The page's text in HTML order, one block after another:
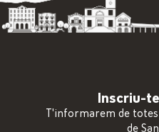
Inscriu-
T'informarem de
de